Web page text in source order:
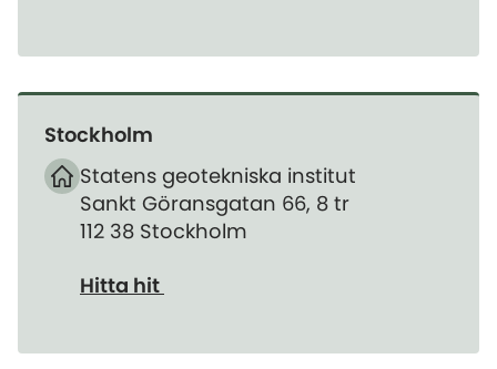
Stockholm
Statens geotekniska institut
Sankt Göransgatan 66, 8 tr
112 38 Stockholm
Hitta hit